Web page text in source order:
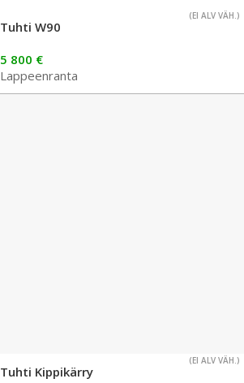
(EI ALV VÄH.)
Tuhti W90
5 800 €
Lappeenranta
(EI ALV VÄH.)
Tuhti Kippikärry